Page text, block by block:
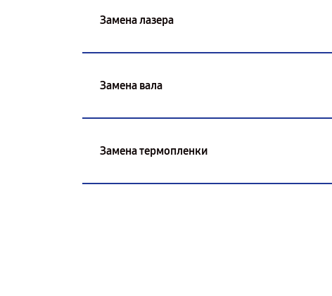
Замена лазера
Замена вала
Замена термопленки